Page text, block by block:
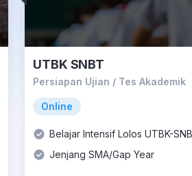
UTBK SNBT
Persiapan Ujian / Tes Akademik
Online
Belajar Intensif Lolos UTBK-
Jenjang SMA/Gap Year